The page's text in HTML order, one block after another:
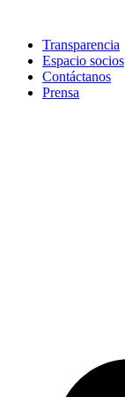
contentTransparencia
Espacio socios
Contáctanos
Prensa